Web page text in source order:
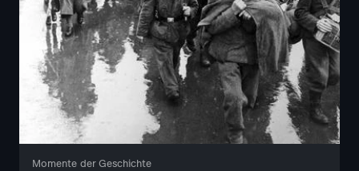
Momente der Geschichte